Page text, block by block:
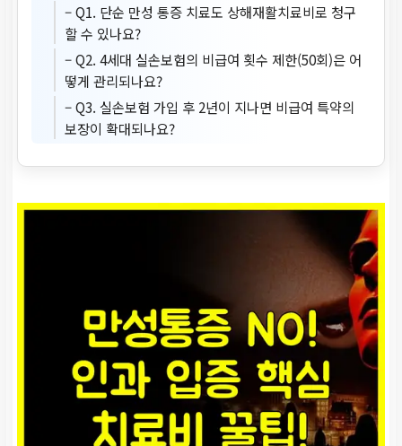
– Q1. 단순 만성 통증 치료도 상해재활치료비로 청구
할 수 있나요?
– Q2. 4세대 실손보험의 비급여 횟수 제한(50회)은 어
떻게 관리되나요?
– Q3. 실손보험 가입 후 2년이 지나면 비급여 특약의
보장이 확대되나요?